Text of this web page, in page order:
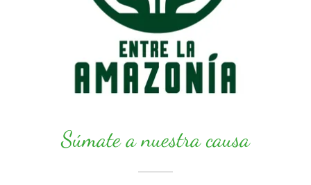
Súmate a nuestra causa